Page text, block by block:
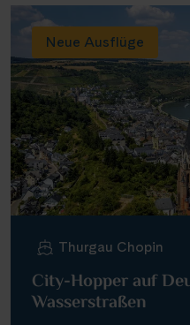
Neue Ausflüge
Thurgau Chopin
City-Hopper auf
Wasserstraßen